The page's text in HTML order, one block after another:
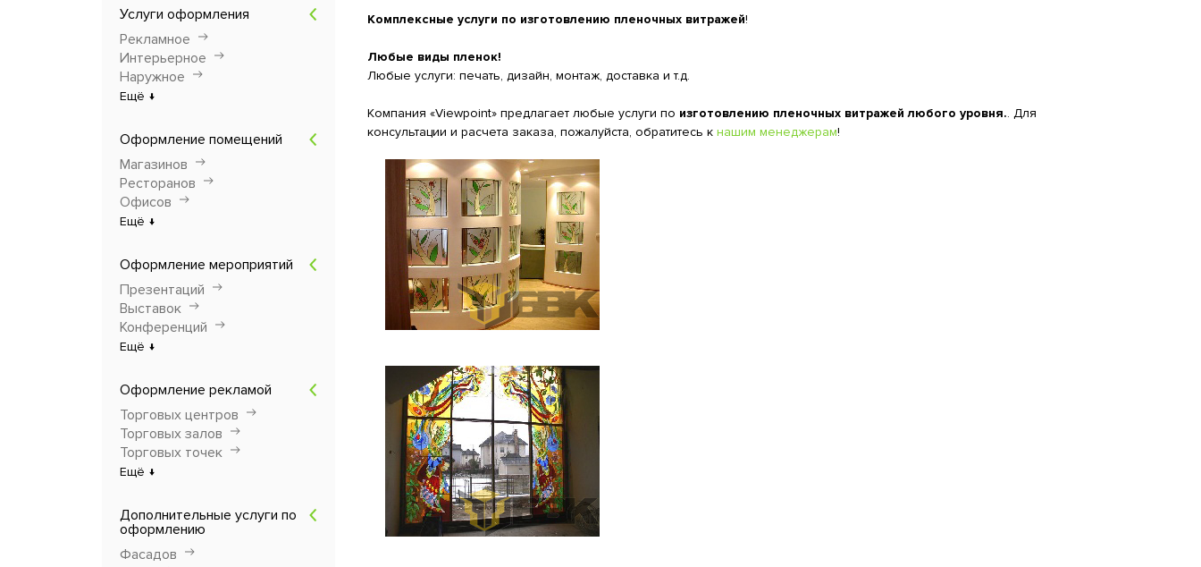
Услуги оформления
Рекламное
Интерьерное
Наружное
Ещё ↓
Оформление помещений
Магазинов
Ресторанов
Офисов
Ещё ↓
Оформление мероприятий
Презентаций
Выставок
Конференций
Ещё ↓
Оформление рекламой
Торговых центров
Торговых залов
Торговых точек
Ещё ↓
Дополнительные услуги по
оформлению
Фасадов
Комплексные услуги по изготовлению пленочных витражей!
Любые виды пленок!
Любые услуги: печать, дизайн, монтаж, доставка и т.д.
Компания «Viewpoint» предлагает любые услуги по изготовлению пленочных витражей любого уровня.. Для
консультации и расчета заказа, пожалуйста, обратитесь к нашим менеджерам!